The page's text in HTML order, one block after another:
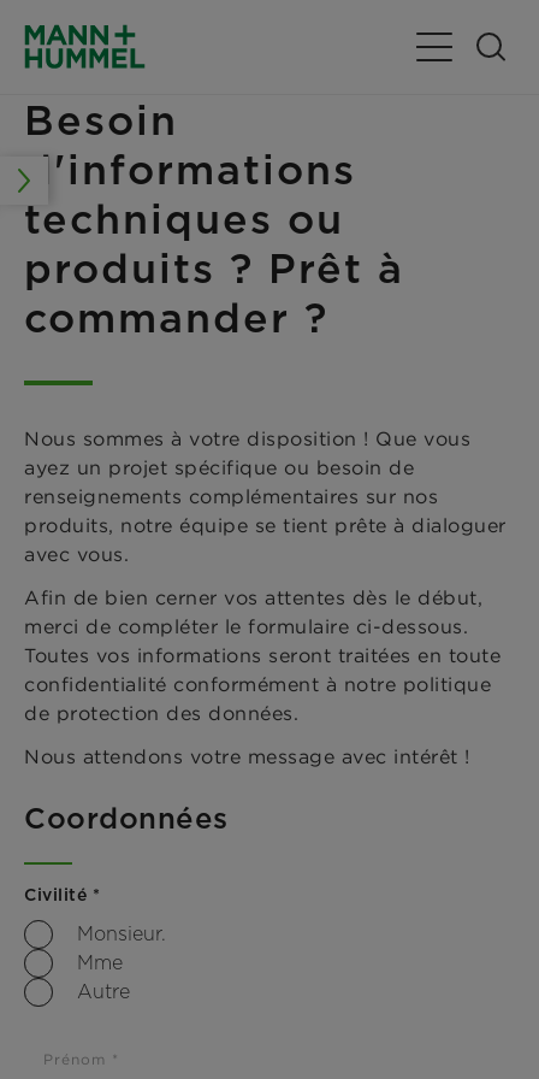
Basculer la
Besoin
d'informations
techniques ou
produits ? Prêt à
commander ?
Nous sommes à votre disposition ! Que vous
ayez un projet spécifique ou besoin de
renseignements complémentaires sur nos
produits, notre équipe se tient prête à dialoguer
avec vous.
Afin de bien cerner vos attentes dès le début,
merci de compléter le formulaire ci-dessous.
Toutes vos informations seront traitées en toute
confidentialité conformément à notre politique
de protection des données.
Nous attendons votre message avec intérêt !
Coordonnées
Civilité *
Monsieur.
Mme
Autre
Prénom *